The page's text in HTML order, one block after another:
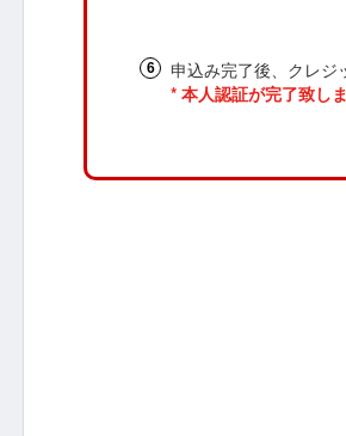
申込み完了後、クレジ
* 本人認証が完了致し